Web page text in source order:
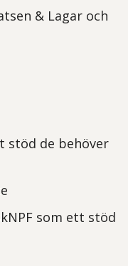
& Lagar och
stöd de behöver
som ett stöd